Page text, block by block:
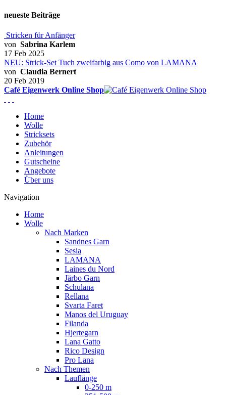
neueste Beiträge
Stricken für Anfänger
von Sabrina Karlem
17 Feb 2025
NEU: Strick-Set Tuch zweifarbig aus Como von LAMANA
von Claudia Bernert
20 Feb 2019
Café Eigenwerk Online Shop
Home
Wolle
Stricksets
Zubehör
Anleitungen
Gutscheine
Angebote
Über uns
Navigation
Home
Wolle
Nach Marken
Sandnes Garn
Sesia
LAMANA
Laines du Nord
Järbo Garn
Schulana
Rellana
Svarta Faret
Manos del Uruguay
Filanda
Hjertegarn
Lana Gatto
Rico Design
Pro Lana
Nach Themen
Lauflänge
0-250 m